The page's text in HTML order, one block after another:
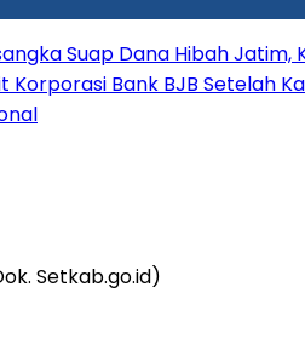
Suap Dana Hibah Jatim,
Bank BJB Setelah